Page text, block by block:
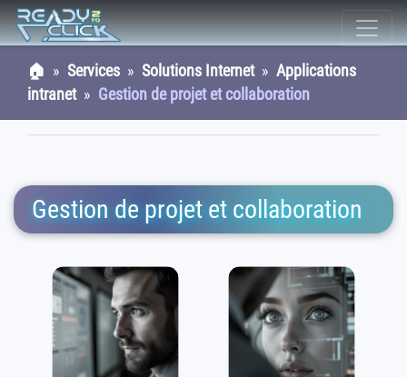
🏠 » Services » Solutions Internet» Applications
intranet» Gestion de projet et collaboration
Gestion de projet et collaboration